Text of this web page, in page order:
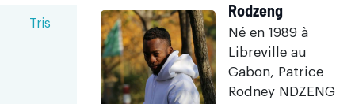
Tris
Rodzeng
Né en 1989 à
Libreville au
Gabon, Patrice
Rodney NDZENG